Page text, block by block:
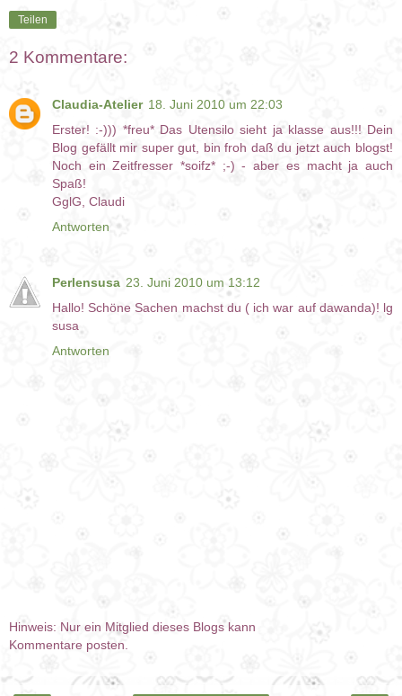
Teilen
2 Kommentare:
Claudia-Atelier 18. Juni 2010 um 22:03
Erster! :-))) *freu* Das Utensilo sieht ja klasse aus!!! Dein
Blog gefällt mir super gut, bin froh daß du jetzt auch blogst!
Noch ein Zeitfresser *soifz* ;-) - aber es macht ja auch
Spaß!
GglG, Claudi
Antworten
Perlensusa 23. Juni 2010 um 13:12
Hallo! Schöne Sachen machst du ( ich war auf dawanda)! lg
susa
Antworten
Hinweis: Nur ein Mitglied dieses Blogs kann
Kommentare posten.